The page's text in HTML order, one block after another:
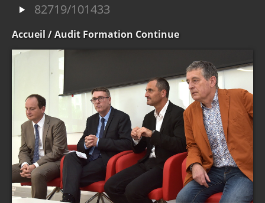
82719/101433
Accueil / Audit Formation Continue